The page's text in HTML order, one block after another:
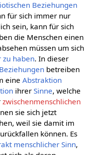
Beziehungen
für sich immer nur
sein, kann für sich
die Menschen einen
müssen um sich
zu haben. In dieser
betreiben
eine Abstraktion
ihrer Sinne, welche
zwischenmenschlichen
sie sich jetzt
weil sie damit im
können. Es
menschlicher Sinn,